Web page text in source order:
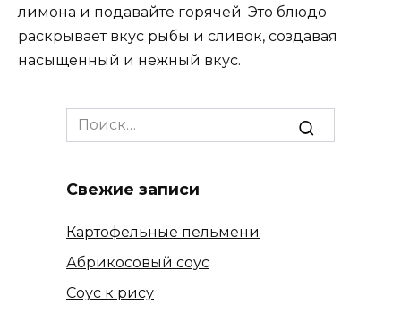
лимона и подавайте горячей. Это блюдо
раскрывает вкус рыбы и сливок, создавая
насыщенный и нежный вкус.
Search
for:
Свежие записи
Картофельные пельмени
Абрикосовый соус
Соус к рису